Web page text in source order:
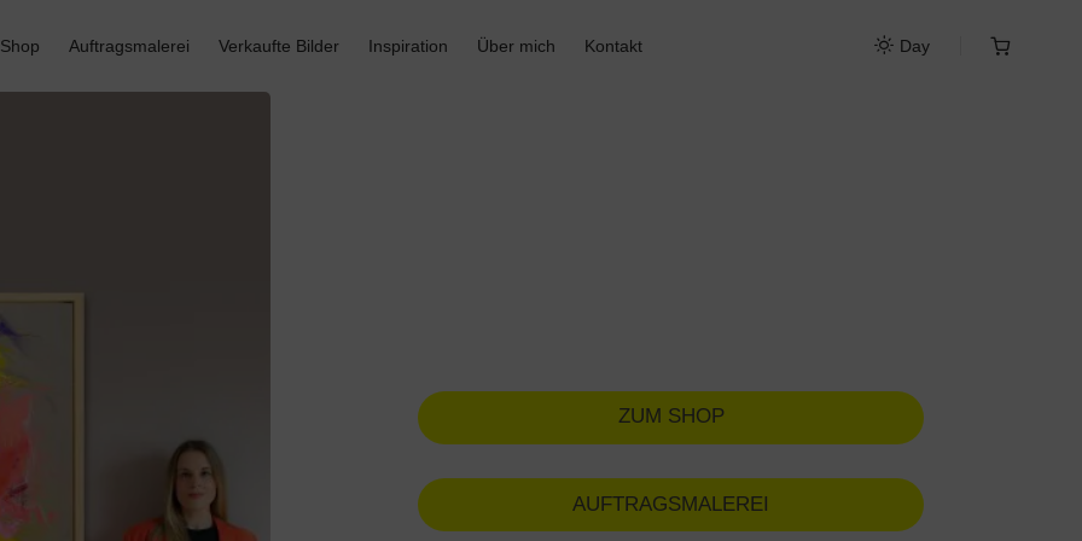
Auftragsmalerei Verkaufte Bilder Inspiration Über mich Kontakt Day
ZUM SHOP
AUFTRAGSMALEREI